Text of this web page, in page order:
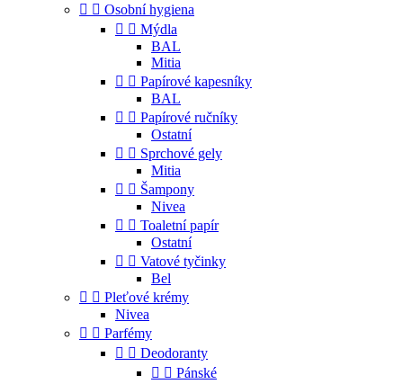
  Osobní hygiena
  Mýdla
BAL
Mitia
  Papírové kapesníky
BAL
  Papírové ručníky
Ostatní
  Sprchové gely
Mitia
  Šampony
Nivea
  Toaletní papír
Ostatní
  Vatové tyčinky
Bel
  Pleťové krémy
Nivea
  Parfémy
  Deodoranty
  Pánské